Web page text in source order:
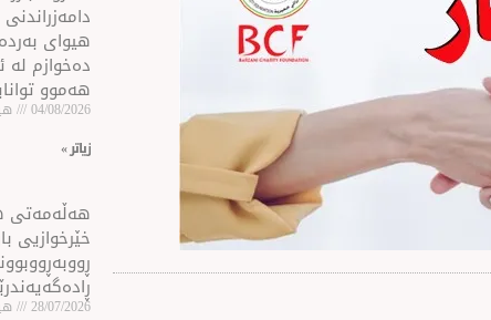
هیوای
دەخوازم لە
هەموو
04/08/2026
زیاتر »
هه‌ڵه‌مه‌تی
خێرخوازیی
28/07/2026